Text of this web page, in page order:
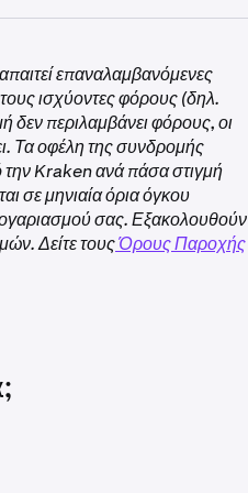
για να είστε
στην Kraken.
κατάσταση, που σημαίνει
κανονικά.
Pro δεν είναι επιλέξιμη.
επαναλαμβανόμενες
ισχύοντες φόρους (δηλ.
δεν περιλαμβάνει φόρους, οι
Τα οφέλη της συνδρομής
την Kraken ανά πάσα στιγμή
σε μηνιαία όρια όγκου
σας. Εξακολουθούν
Δείτε τουςΌρους Παροχής